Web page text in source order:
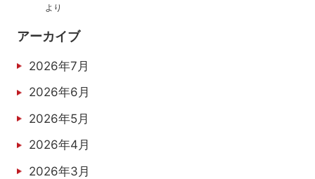
より
アーカイブ
2026年7月
2026年6月
2026年5月
2026年4月
2026年3月